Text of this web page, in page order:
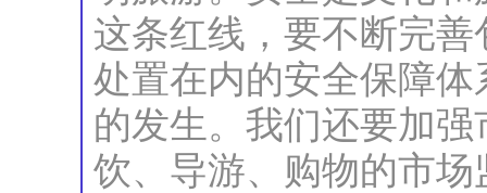
这条红线，要不断完
处置在内的安全保障
的发生。我们还要加
饮、导游、购物的市